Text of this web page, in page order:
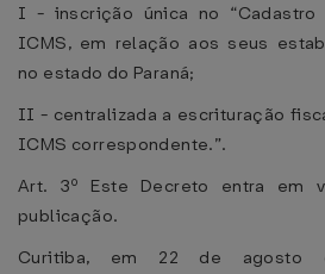
I - inscrição única no “Cadastro
ICMS, em relação aos seus
no estado do Paraná;
II - centralizada a escrituração
ICMS correspondente.”.
Art. 3º Este Decreto entra em
publicação.
Curitiba, em 22 de agosto